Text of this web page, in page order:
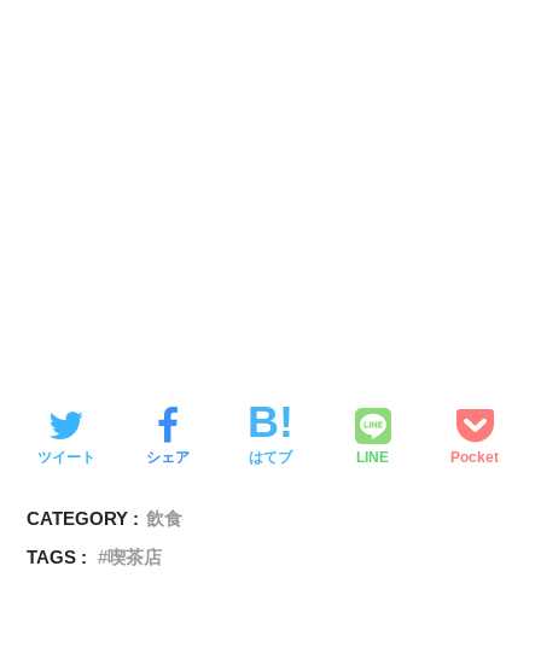
ツイート シェア はてブ LINE Pocket
CATEGORY : 飲食
TAGS :
喫茶店